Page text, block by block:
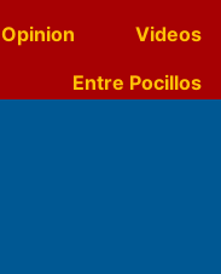
Opinion
Videos
Entre Pocillos